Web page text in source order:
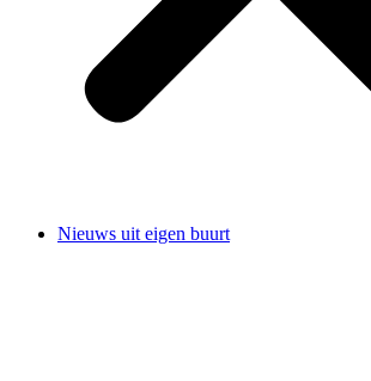
Nieuws uit eigen buurt